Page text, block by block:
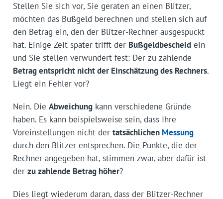
Stellen Sie sich vor, Sie geraten an einen Blitzer,
möchten das Bußgeld berechnen und stellen sich auf
den Betrag ein, den der Blitzer-Rechner ausgespuckt
hat. Einige Zeit später trifft der Bußgeldbescheidein
und Sie stellen verwundert fest: Der zu zahlende
Betrag entspricht nicht der Einschätzung des Rechners.
Liegt ein Fehler vor?
Nein. Die Abweichungkann verschiedene Gründe
haben. Es kann beispielsweise sein, dass Ihre
Voreinstellungen nicht der tatsächlichen Messung
durch den Blitzer entsprechen. Die Punkte, die der
Rechner angegeben hat, stimmen zwar, aber dafür ist
der zu zahlende Betrag höher?
Dies liegt wiederum daran, dass der Blitzer-Rechner